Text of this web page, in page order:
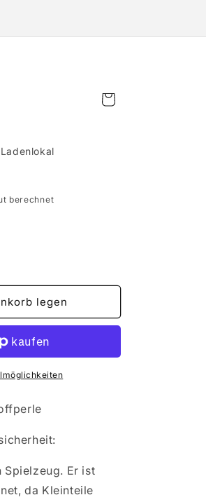
Ladenlokal
Warenkorb
berechnet
legen
Spielzeug. Er ist
da Kleinteile